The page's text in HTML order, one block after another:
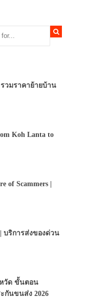
รวมราคาย้ายบ้าน
Koh Lanta to
of Scammers |
บริการส่งของด่วน
หวัด ขั้นตอน
กันขนส่ง 2026